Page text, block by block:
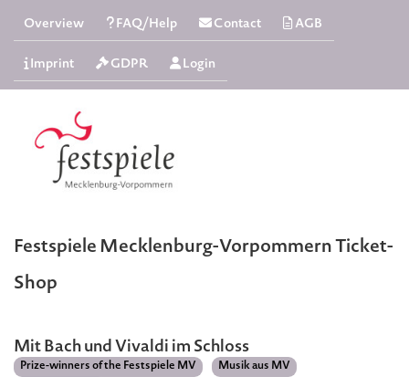
Overview FAQ/Help Contact AGB
Imprint GDPR Login
Festspiele Mecklenburg-Vorpommern Ticket-
Shop
Mit Bach und Vivaldi im Schloss
Prize-winners of the Festspiele MV
Musik aus MV